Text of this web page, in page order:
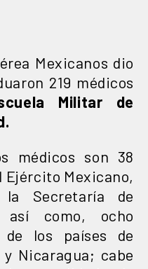
Mexicanos dio
219 médicos
Militar de
médicos son 38
Ejército Mexicano,
Secretaría de
como, ocho
de los países de
y Nicaragua; cabe